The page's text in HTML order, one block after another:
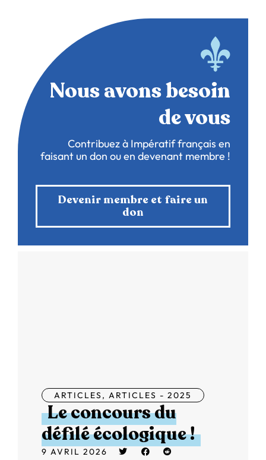
Nous avons besoin
de vous
Contribuez à Impératif français en
faisant un don ou en devenant membre !
Devenir membre et faire un
don
ARTICLES, ARTICLES - 2025
Le concours du
défilé écologique !
9 AVRIL 2026